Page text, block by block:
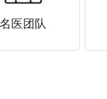
名医团队